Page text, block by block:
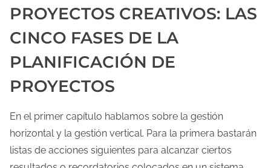
PROYECTOS CREATIVOS: LAS
CINCO FASES DE LA
PLANIFICACIÓN DE
PROYECTOS
En el primer capítulo hablamos sobre la gestión
horizontal y la gestión vertical. Para la primera bastarán
listas de acciones siguientes para alcanzar ciertos